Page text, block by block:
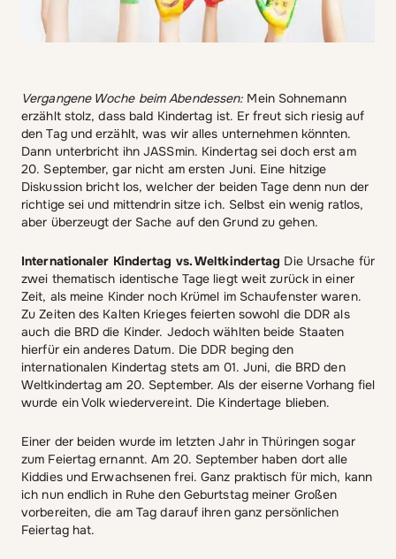
Vergangene Woche beim Abendessen: Mein Sohnemann
erzählt stolz, dass bald Kindertag ist. Er freut sich riesig auf
den Tag und erzählt, was wir alles unternehmen könnten.
Dann unterbricht ihn JASSmin. Kindertag sei doch erst am
20. September, gar nicht am ersten Juni. Eine hitzige
Diskussion bricht los, welcher der beiden Tage denn nun der
richtige sei und mittendrin sitze ich. Selbst ein wenig ratlos,
aber überzeugt der Sache auf den Grund zu gehen.
Internationaler Kindertag vs. Weltkindertag Die Ursache für
zwei thematisch identische Tage liegt weit zurück in einer
Zeit, als meine Kinder noch Krümel im Schaufenster waren.
Zu Zeiten des Kalten Krieges feierten sowohl die DDR als
auch die BRD die Kinder. Jedoch wählten beide Staaten
hierfür ein anderes Datum. Die DDR beging den
internationalen Kindertag stets am 01. Juni, die BRD den
Weltkindertag am 20. September. Als der eiserne Vorhang fiel
wurde ein Volk wiedervereint. Die Kindertage blieben.
Einer der beiden wurde im letzten Jahr in Thüringen sogar
zum Feiertag ernannt. Am 20. September haben dort alle
Kiddies und Erwachsenen frei. Ganz praktisch für mich, kann
ich nun endlich in Ruhe den Geburtstag meiner Großen
vorbereiten, die am Tag darauf ihren ganz persönlichen
Feiertag hat.